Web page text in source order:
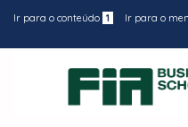
Ir para o conteúdo 1 Ir para o